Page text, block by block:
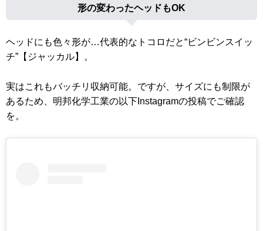
形の変わったヘッドもOK
ヘッドにも色々形が…代表的なトコロだと“ビンビンスイッ
チ”【ジャッカル】。
実はこれもバッチリ収納可能。ですが、サイズにも制限が
あるため、明邦化学工業の以下Instagramの投稿でご確認
を。